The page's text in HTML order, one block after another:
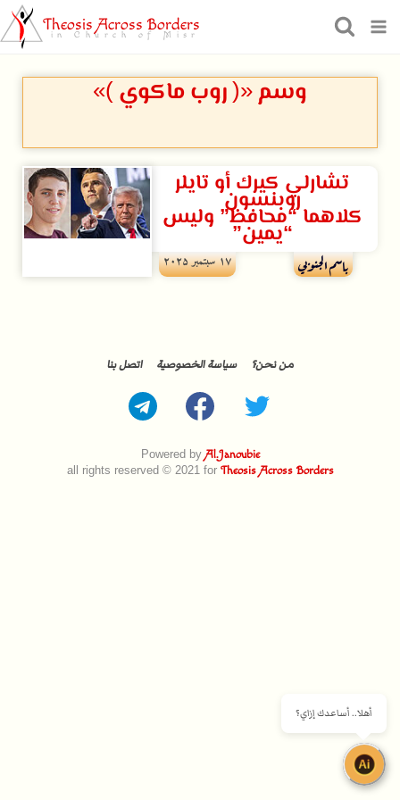
Theosis Across Borders
in Church of Misr
وسم «( روب ماكوي )»
تشارلي كيرك أو تايلر
روبنسون
كلاهما “محافظ” وليس
“يمين”
باسم الجنوبي ۱۷ سبتمبر ۲۰۲۵
Powered by Al.Janoubie
all rights reserved © 2021 for Theosis Across Borders
من نحن؟ سياسة الخصوصية اتصل بنا
أهلا.. أساعدك إزاي؟